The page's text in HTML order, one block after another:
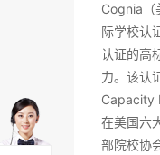
Cognia（
际学校认
认证的高
力。该认
Capacity
在美国六
部院校协